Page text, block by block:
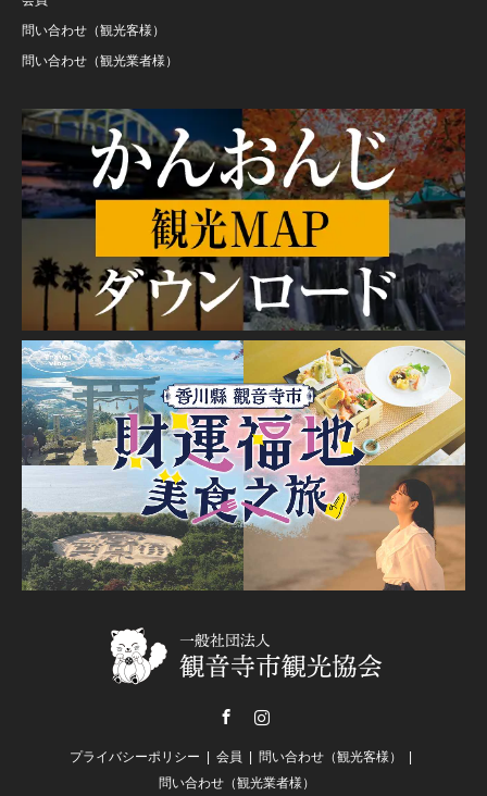
問い合わせ（観光客様）
問い合わせ（観光業者様）
プライバシーポリシー 会員
問い合わせ（観光客様）
問い合わせ（観光業者様）